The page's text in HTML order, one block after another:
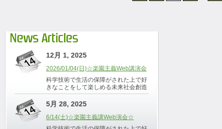
News Articles
12月 1, 2025
2026/01/04(日)☆楽園主義Web講演会
科学技術で生活の保障がされた上で好
きなことをして楽しめる未来社会創造
5月 28, 2025
6/14(土)☆楽園主義講Web演会☆